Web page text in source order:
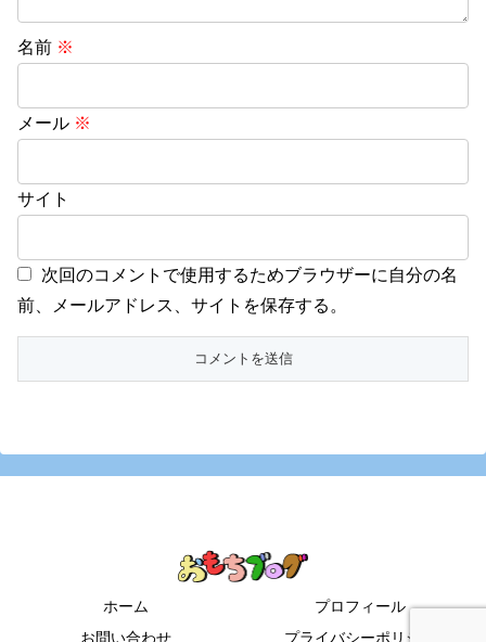
名前 ※
メール ※
サイト
次回のコメントで使用するためブラウザーに自分の名
前、メールアドレス、サイトを保存する。
ホーム
プロフィール
お問い合わせ
プライバシーポリシー